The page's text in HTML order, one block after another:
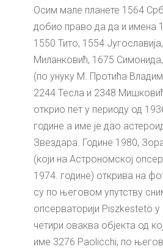
Осим мале планете 1564
добио право да да и имена
1550 Тито, 1554
Миланковић, 1675
(по унуку М. Протића
2244 Тесла и 2348
открио пет у периоду од
године а име је дао
Звездара. Године 1980,
(који на Астрономској
1974. године) открива на
су по његовом упутству
опсерваторији Piszkestetö у
четири оваква објекта од
име 3276 Paolicchi, по